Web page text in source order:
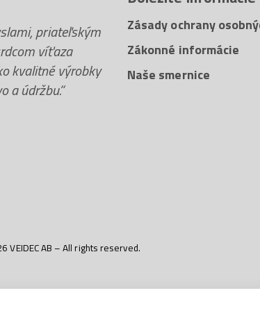
priateľským
víťaza
kvalitné výrobky
a údržbu.“
Zásady ochrany
Zákonné informácie
Naše smernice
VEIDEC AB – All rights reserved.